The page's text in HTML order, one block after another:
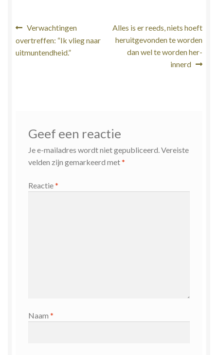
Bericht
navigatie
Vorig
bericht:
Verwachtingen
overtreffen: “Ik vlieg naar
uitmuntendheid.”
Volgend
bericht:
Alles is er reeds, niets hoeft
heruitgevonden te worden
dan wel te worden her-
innerd
Geef een reactie
Je e-mailadres wordt niet gepubliceerd.Vereiste
velden zijn gemarkeerd met*
Reactie*
Naam *